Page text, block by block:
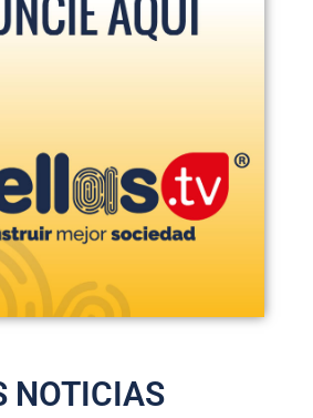
NOTICIAS